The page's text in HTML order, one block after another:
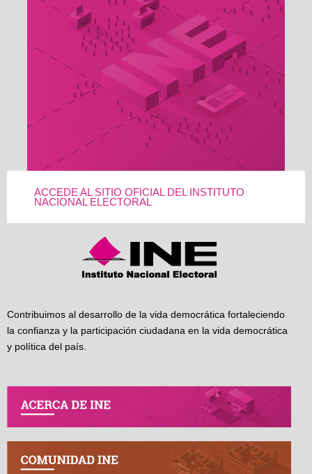
ACCEDE AL SITIO OFICIAL DEL INSTITUTO
NACIONAL ELECTORAL
Contribuimos al desarrollo de la vida democrática fortaleciendo
la confianza y la participación ciudadana en la vida democrática
y política del país.